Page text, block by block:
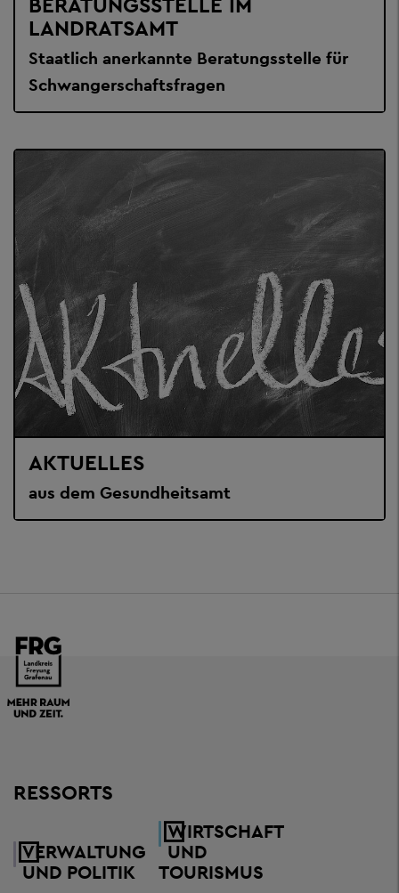
LANDRATSAMT
Staatlich anerkannte Beratungsstelle für
Schwangerschaftsfragen
AKTUELLES
aus dem Gesundheitsamt
RESSORTS
VERWALTUNG
UND POLITIK
WIRTSCHAFT
UND
TOURISMUS